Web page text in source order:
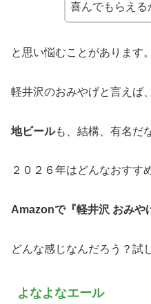
喜んでもらえる
と思い悩むことがあります。
軽井沢のおみやげと言えば、
地ビールも、結構、有名だ
２０２６年はどんなおすす
Amazonで『軽井沢 おみや
どんな感じなんだろう？試
よなよなエール